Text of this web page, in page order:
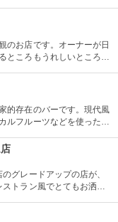
て、にんにくの効いた甘辛
のお店です。オーナーが日
ところもうれしいところで
的存在のバーです。現代風
ルフルーツなどを使った２
グレードアップの店が、
トラン風でとてもお洒
題もしており１０００円ち